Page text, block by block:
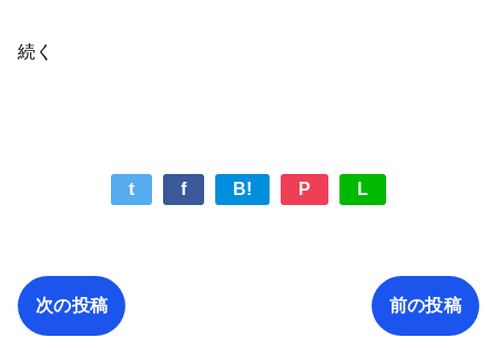
続く
t f B! P L
次の投稿 前の投稿